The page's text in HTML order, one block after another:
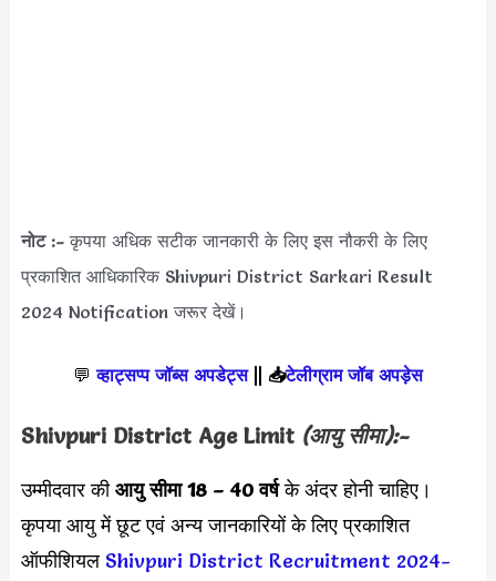
नोट :-कृपया अधिक सटीक जानकारी के लिए इस नौकरी के लिए
प्रकाशित आधिकारिक Shivpuri District Sarkari Result
2024 Notification जरूर देखें।
💬 व्हाट्सप्प जॉब्स अपडेट्स|| 📥टेलीग्राम जॉब अपड़ेस
Shivpuri District Age Limit (आयु सीमा):-
उम्मीदवार कीआयु सीमा18 – 40 वर्षके अंदर होनी चाहिए।
कृपया आयु में छूट एवं अन्य जानकारियों के लिए प्रकाशित
ऑफीशियल Shivpuri District Recruitment 2024-